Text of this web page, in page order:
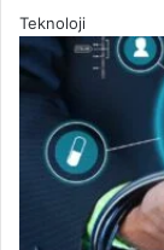
Teknoloji